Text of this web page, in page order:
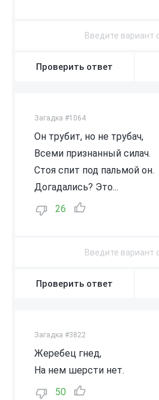
Проверить ответ
Загадка #1064
Он трубит, но не трубач,
Всеми признанный силач.
Стоя спит под пальмой он.
Догадались? Это...
26
Проверить ответ
Загадка #3822
Жеребец гнед,
На нем шерсти нет.
50